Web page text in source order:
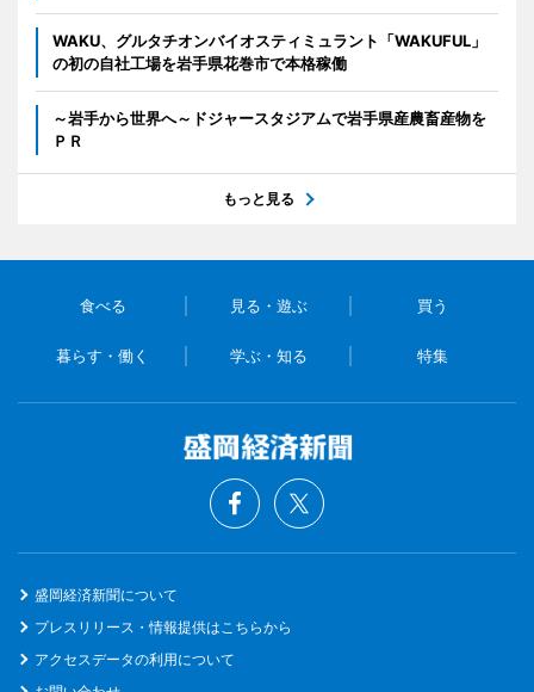
WAKU、グルタチオンバイオスティミュラント「WAKUFUL」
の初の自社工場を岩手県花巻市で本格稼働
～岩手から世界へ～ドジャースタジアムで岩手県産農畜産物を
ＰＲ
もっと見る
食べる 見る・遊ぶ 買う
暮らす・働く 学ぶ・知る 特集
盛岡経済新聞について
プレスリリース・情報提供はこちらから
アクセスデータの利用について